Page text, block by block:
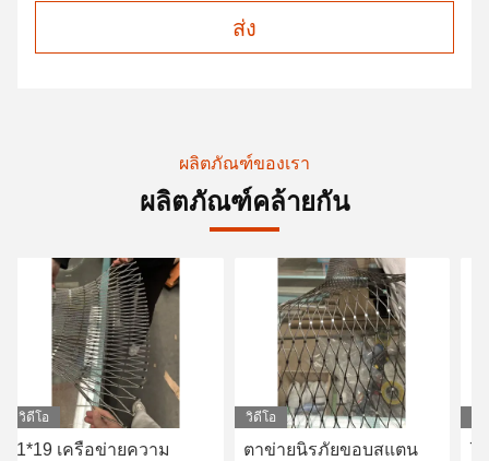
ส่ง
ผลิตภัณฑ์ของเรา
ผลิตภัณฑ์คล้ายกัน
วิดีโอ
1*19 เครือข่ายความ
วิดีโอ
ตาข่ายนิรภัยขอบสแตน